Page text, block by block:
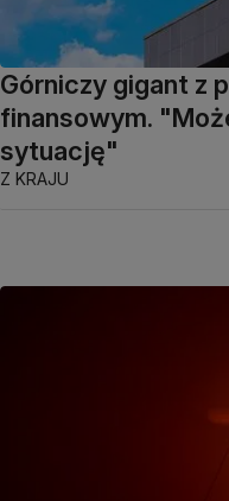
Górniczy gigant z
finansowym.
sytuację"
Z KRAJU